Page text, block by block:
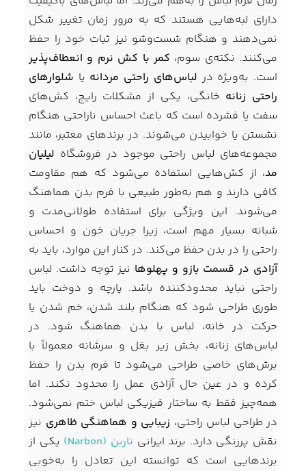
دارای لبه‌هایی هستند که به مرور زمان تغییر شکل
نمی‌دهند و هنگام شست‌وشو نیز ثبات خود را حفظ
می‌کنند. نکته‌ی سوم، کمر با کش نرم و انعطاف‌پذیر
است. به‌ویژه در لباس‌های راحتی مردانه یا شلوارهای
راحتی زنانه خانگی، یکی از مشکلات رایج، کش‌های
سفت یا فشرده است که باعث احساس ناراحتی هنگام
نشستن یا خوابیدن می‌شوند. در برندهای معتبر، مانند
مجموعه‌های لباس راحتی موجود در فروشگاه لیلیان
مد، از کش‌هایی استفاده می‌شود که هم مقاومت
کافی دارند و هم به‌طور طبیعی با فرم بدن هماهنگ
می‌شوند. این ویژگی برای استفاده طولانی‌مدت و
شبانه بسیار مهم است، زیرا جریان خون و احساس
راحتی را در بدن حفظ می‌کند. در کنار این موارد، باید به
آزادی در قسمت بازو و پهلوها نیز توجه داشت. لباس
راحتی نباید محدودکننده باشد. پارچه و دوخت باید
طوری طراحی شود که هنگام بلند شدن، خم شدن یا
حرکت در خانه، لباس با بدن هماهنگ شود. در
لباس‌های زنانه، بخش زیر بغل و سرشانه معمولاً با
برش‌های خاصی طراحی می‌شود تا فرم بدن را حفظ
کرده و در عین حال آزادی عمل را محدود نکند. اما
همه‌چیز فقط به ساختار فیزیکی لباس ختم نمی‌شود.
در طراحی لباس راحتی، زیبایی و هماهنگی ظاهری نیز
نقش پررنگی دارد. برند ایرانی ناربن (Narbon)
یکی از
برندهایی است که توانسته این تعادل را به‌خوبی